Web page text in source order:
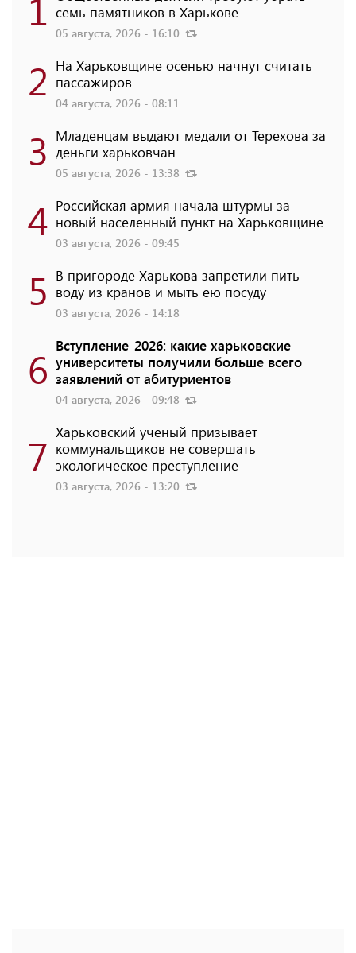
семь памятников в Харькове
05 августа, 2026 - 16:10
2 На Харьковщине осенью начнут считать
пассажиров
04 августа, 2026 - 08:11
3 Младенцам выдают медали от Терехова за
деньги харьковчан
05 августа, 2026 - 13:38
4 Российская армия начала штурмы за
новый населенный пункт на Харьковщине
03 августа, 2026 - 09:45
5 В пригороде Харькова запретили пить
воду из кранов и мыть ею посуду
03 августа, 2026 - 14:18
6 Вступление-2026: какие харьковские
университеты получили больше всего
заявлений от абитуриентов
04 августа, 2026 - 09:48
7 Харьковский ученый призывает
коммунальщиков не совершать
экологическое преступление
03 августа, 2026 - 13:20